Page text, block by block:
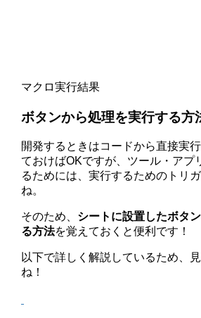
マクロ実行結果
ボタンから処理を実行する方
開発するときはコードから直接実
ておけばOKですが、ツール・アプ
るためには、実行するためのトリ
ね。
そのため、 シートに設置したボタ
る方法を覚えておくと便利です！
以下で詳しく解説しているため、
ね！